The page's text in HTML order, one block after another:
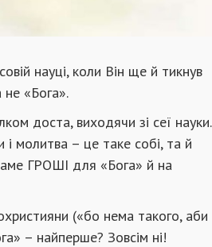
науці, коли Він ще й тикнув
«Бога».
доста, виходячи зі сеї науки.
молитва – це таке собі, та й
ГРОШІ для «Бога» й на
(«бо нема такого, аби
– найперше? Зовсім ні!